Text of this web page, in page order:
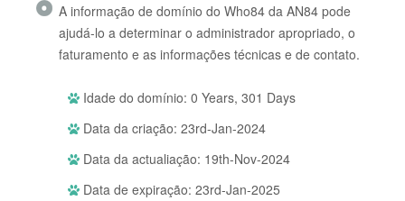
A informação de domínio do Who84 da AN84 pode
ajudá-lo a determinar o administrador apropriado, o
faturamento e as informações técnicas e de contato.
Idade do domínio: 0 Years, 301 Days
Data da criação: 23rd-Jan-2024
Data da actualiação: 19th-Nov-2024
Data de expiração: 23rd-Jan-2025